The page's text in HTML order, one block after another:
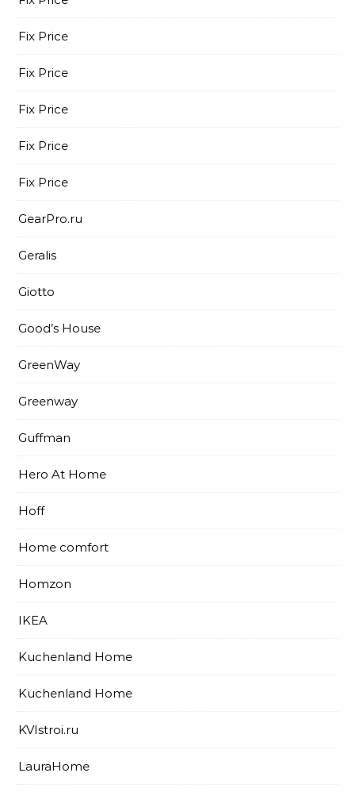
Fix Price
Fix Price
Fix Price
Fix Price
Fix Price
GearPro.ru
Geralis
Giotto
Good’s House
GreenWay
Greenway
Guffman
Hero At Home
Hoff
Home comfort
Homzon
IKEA
Kuchenland Home
Kuchenland Home
KVIstroi.ru
LauraHome